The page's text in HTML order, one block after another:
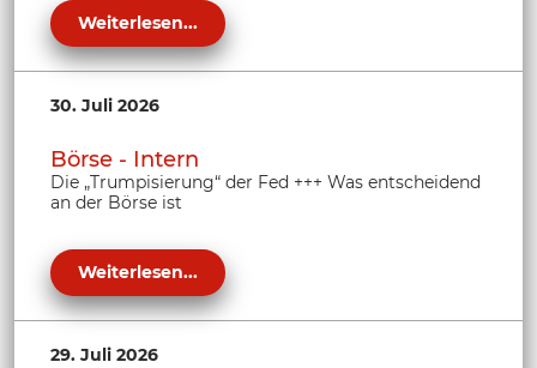
Weiterlesen...
30. Juli 2026
Börse - Intern
Die „Trumpisierung“ der Fed +++ Was entscheidend
an der Börse ist
Weiterlesen...
29. Juli 2026